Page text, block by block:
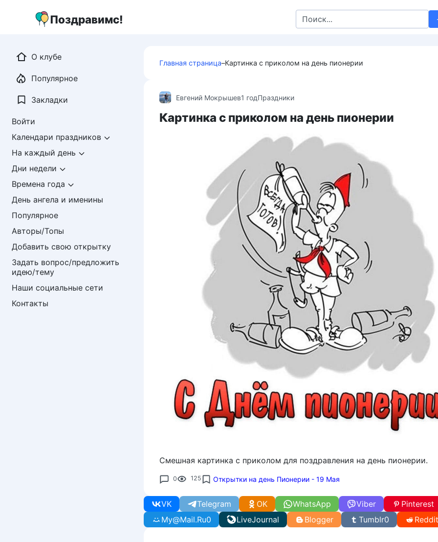
Поздравимс!
Search
for:
Главная страница–Картинка с приколом на день пионерии
Евгений Мокрышев1 годПраздники
Картинка с приколом на день пионерии
Смешная картинка с приколом для поздравления на день пионерии.
0 125 Открытки на день Пионерии - 19 Мая
WhatsApp
VK Telegram Viber
OK
LiveJournal
My@Mail.Ru0 Tumblr0
Pinterest
Reddit
Blogger
О клубе
Популярное
Закладки
Войти
Календари праздников
На каждый день
Дни недели
Времена года
День ангела и именины
Популярное
Авторы/Топы
Добавить свою открытку
Задать вопрос/предложить
идею/тему
Наши социальные сети
Контакты